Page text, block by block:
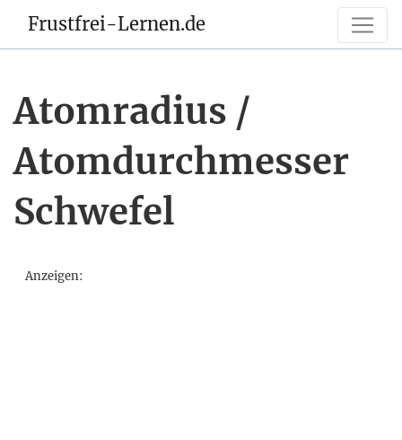
Frustfrei-Lernen.de
Atomradius /
Atomdurchmesser
Schwefel
Anzeigen: